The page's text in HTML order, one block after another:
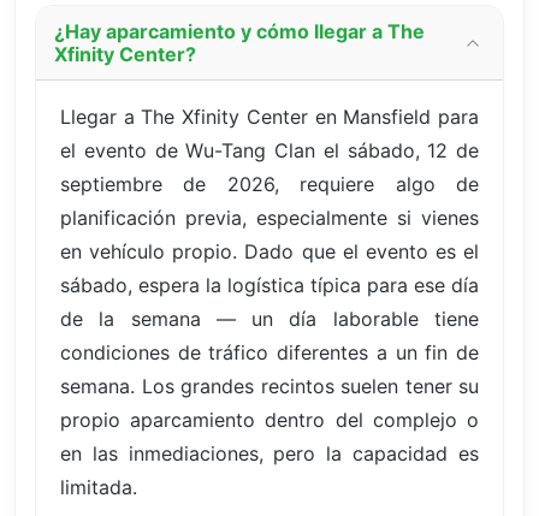
¿Hay aparcamiento y cómo llegar a The
Xfinity Center?
Llegar a The Xfinity Center en Mansfield para
el evento de Wu-Tang Clan el sábado, 12 de
septiembre de 2026, requiere algo de
planificación previa, especialmente si vienes
en vehículo propio. Dado que el evento es el
sábado, espera la logística típica para ese día
de la semana — un día laborable tiene
condiciones de tráfico diferentes a un fin de
semana. Los grandes recintos suelen tener su
propio aparcamiento dentro del complejo o
en las inmediaciones, pero la capacidad es
limitada.